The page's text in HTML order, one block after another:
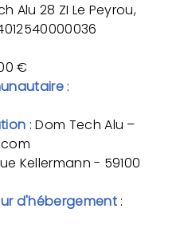
Alu 28 ZI Le Peyrou,
€
:
: Dom Tech Alu –
Kellermann - 59100
d'hébergement: